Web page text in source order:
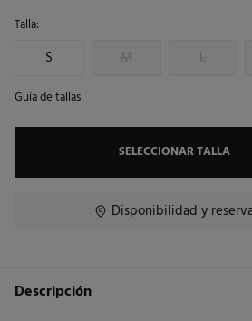
Talla:
S M L
Guía de tallas
SELECCIONAR TALLA
Disponibilidad y
Descripción